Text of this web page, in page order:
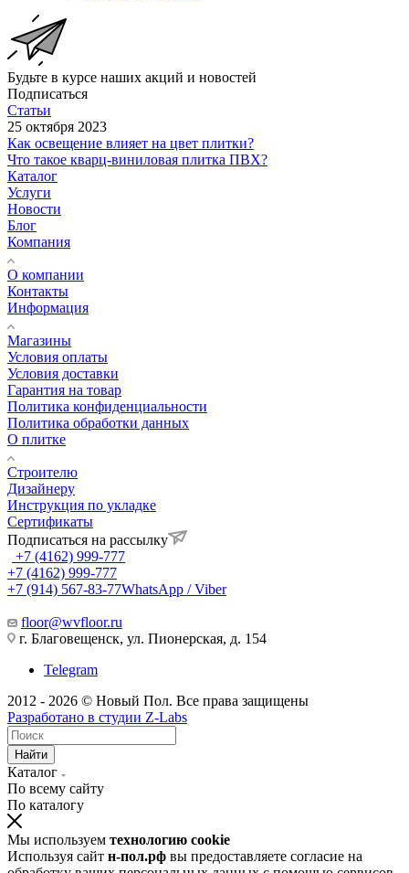
Будьте в курсе наших акций и новостей
Подписаться
Статьи
25 октября 2023
Как освещение влияет на цвет плитки?
Что такое кварц-виниловая плитка ПВХ?
Каталог
Услуги
Новости
Блог
Компания
О компании
Контакты
Информация
Магазины
Условия оплаты
Условия доставки
Гарантия на товар
Политика конфиденциальности
Политика обработки данных
О плитке
Строителю
Дизайнеру
Инструкция по укладке
Сертификаты
Подписаться на рассылку
+7 (4162) 999-777
+7 (4162) 999-777
+7 (914) 567-83-77WhatsApp / Viber
floor@wvfloor.ru
г. Благовещенск, ул. Пионерская, д. 154
Telegram
2012 - 2026 © Новый Пол. Все права защищены
Разработано в студии Z-Labs
Найти
Каталог
По всему сайту
По каталогу
Мы используем технологию cookie
Используя сайт н-пол.рф вы предоставляете согласие на